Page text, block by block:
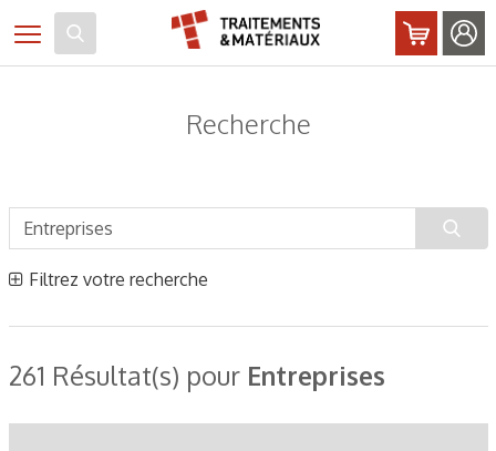
Toggle navigation
Recherche
Filtrez votre recherche
261 Résultat(s) pour Entreprises
Panneau de gestion des cookies